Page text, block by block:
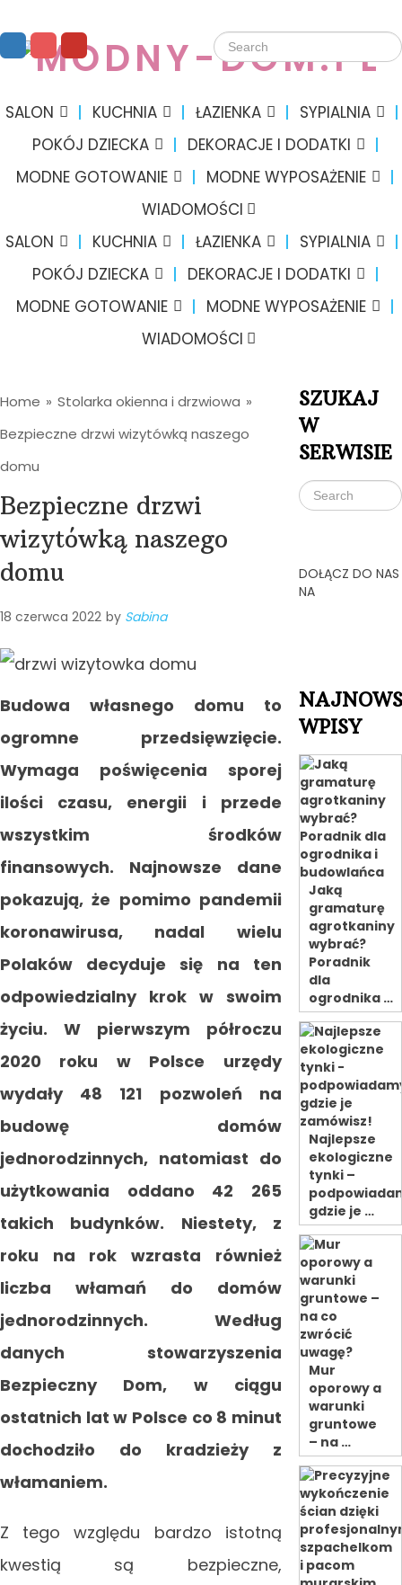
SALON KUCHNIA ŁAZIENKA
SYPIALNIA
POKÓJ DZIECKA
DEKORACJE I DODATKI
MODNE GOTOWANIE
MODNE WYPOSAŻENIE
WIADOMOŚCI
SALON
KUCHNIA ŁAZIENKA
SYPIALNIA
POKÓJ DZIECKA
DEKORACJE I DODATKI
MODNE GOTOWANIE
MODNE WYPOSAŻENIE
WIADOMOŚCI
Home » Stolarka okienna i drzwiowa »
Bezpieczne drzwi wizytówką naszego
domu
Bezpieczne drzwi
wizytówką naszego
domu
18 czerwca 2022 by Sabina
Budowa własnego domu to
ogromne przedsięwzięcie.
Wymaga poświęcenia sporej
ilości czasu, energii i przede
wszystkim środków
finansowych. Najnowsze dane
pokazują, że pomimo pandemii
koronawirusa, nadal wielu
Polaków decyduje się na ten
odpowiedzialny krok w swoim
życiu. W pierwszym półroczu
2020 roku w Polsce urzędy
wydały 48 121 pozwoleń na
budowę domów
jednorodzinnych, natomiast do
użytkowania oddano 42 265
takich budynków. Niestety, z
roku na rok wzrasta również
liczba włamań do domów
jednorodzinnych. Według
danych stowarzyszenia
Bezpieczny Dom, w ciągu
ostatnich lat w Polsce co 8 minut
dochodziło do kradzieży z
włamaniem.
Z tego względu bardzo istotną
kwestią są bezpieczne,
SZUKAJ
W
SERWISIE
DOŁĄCZ DO NAS
NA
WPISY
Jaką
gramaturę
agrotkaniny
wybrać?
Poradnik
dla
ogrodnika …
Najlepsze
ekologiczne
tynki –
gdzie je …
Mur
oporowy a
warunki
gruntowe
– na …